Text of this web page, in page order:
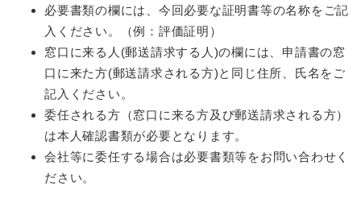
必要書類の欄には、今回必要な証明書等の名称をご記
入ください。（例：評価証明）
窓口に来る人(郵送請求する人)の欄には、申請書の窓
口に来た方(郵送請求される方)と同じ住所、氏名をご
記入ください。
委任される方（窓口に来る方及び郵送請求される方）
は本人確認書類が必要となります。
会社等に委任する場合は必要書類等をお問い合わせく
ださい。